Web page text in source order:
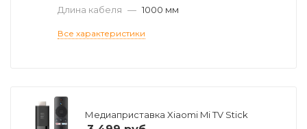
Длина кабеля — 1000 мм
Все характеристики
Медиаприставка Xiaomi Mi TV Stick